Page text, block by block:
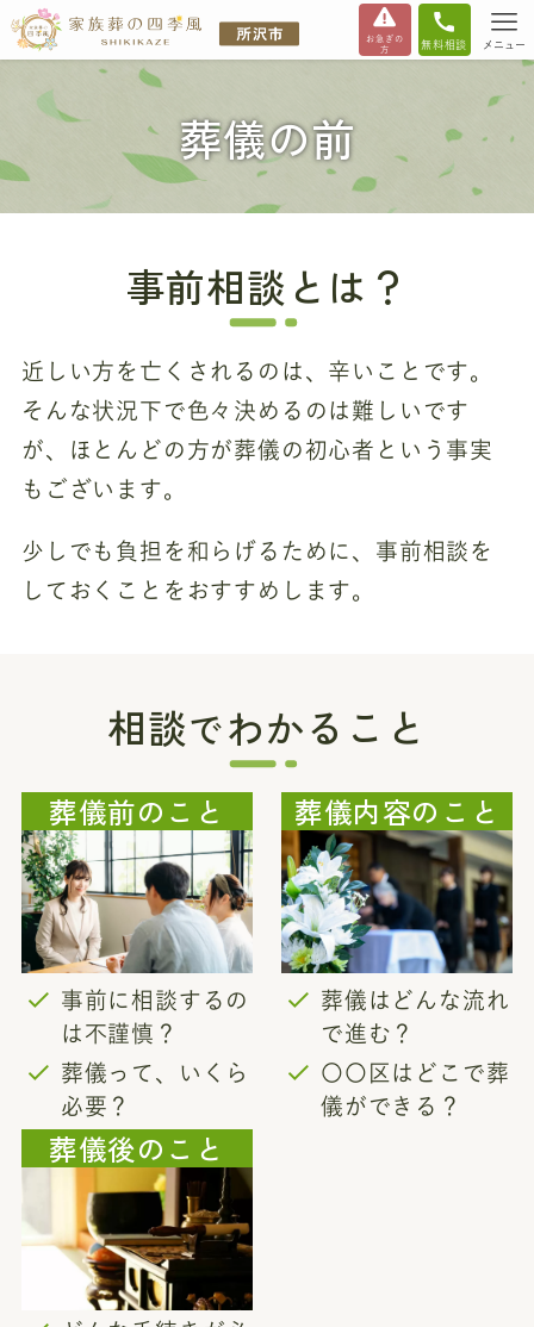
お急ぎの
方
無料相談 メニュー
葬儀の前
事前相談とは？
近しい方を亡くされるのは、辛いことです。
そんな状況下で色々決めるのは難しいです
が、ほとんどの方が葬儀の初心者という事実
もございます。
少しでも負担を和らげるために、事前相談を
しておくことをおすすめします。
相談でわかること
葬儀前のこと
事前に相談するの
は不謹慎？
葬儀って、いくら
必要？
葬儀内容のこと
葬儀はどんな流れ
で進む？
〇〇区はどこで葬
儀ができる？
葬儀後のこと